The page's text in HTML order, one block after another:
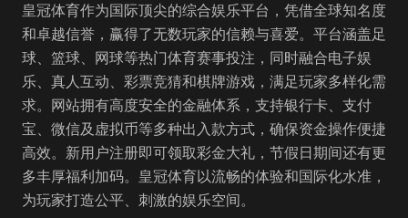
皇冠体育作为国际顶尖的综合娱乐平台，凭借全球知名度
和卓越信誉，赢得了无数玩家的信赖与喜爱。平台涵盖足
球、篮球、网球等热门体育赛事投注，同时融合电子娱
乐、真人互动、彩票竞猜和棋牌游戏，满足玩家多样化需
求。网站拥有高度安全的金融体系，支持银行卡、支付
宝、微信及虚拟币等多种出入款方式，确保资金操作便捷
高效。新用户注册即可领取彩金大礼，节假日期间还有更
多丰厚福利加码。皇冠体育以流畅的体验和国际化水准，
为玩家打造公平、刺激的娱乐空间。